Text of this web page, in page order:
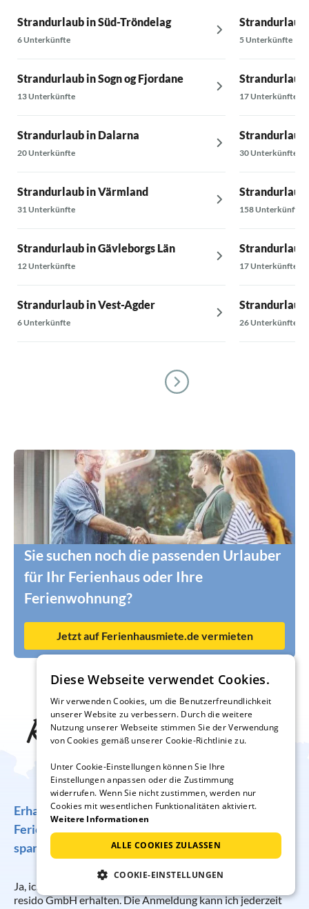
Strandurlaub in Süd-Tröndelag
6 Unterkünfte
Strandurlaub in Sogn og Fjordane
13 Unterkünfte
Strandurlaub in Dalarna
20 Unterkünfte
Strandurlaub in Värmland
31 Unterkünfte
Strandurlaub in Gävleborgs Län
12 Unterkünfte
Strandurlaub in Vest-Agder
6 Unterkünfte
Strandurlaub
5 Unterkünfte
Strandurlaub
17 Unterkünfte
30 Unterkünfte
Strandurlaub
158 Unterkünfte
Strandurlaub
17 Unterkünfte
Strandurlaub
26 Unterkünfte
Sie suchen noch die passenden Urlauber
für Ihr Ferienhaus oder Ihre
Ferienwohnung?
Jetzt auf Ferienhausmiete.de vermieten
Reise-Inspiration frei
Haus
Erhalten Sie regelmäßig Angebote für traumhafte
Ferienunterkünfte, tolle Gewinnspiele und
spannende Reisetipps!
Ja, ich möchte regelmäßig per E-Mail den Newsletter der
resido GmbH erhalten. Die Anmeldung kann ich jederzeit
Diese Webseite verwendet Cookies.
Wir verwenden Cookies, um die Benutzerfreundlichkeit
unserer Website zu verbessern. Durch die weitere
Nutzung unserer Webseite stimmen Sie der Verwendung
von Cookies gemäß unserer Cookie-Richtlinie zu.
Unter Cookie-Einstellungen können Sie Ihre
Einstellungen anpassen oder die Zustimmung
widerrufen. Wenn Sie nicht zustimmen, werden nur
Cookies mit wesentlichen Funktionalitäten aktiviert.
Weitere Informationen
ALLE COOKIES ZULASSEN
COOKIE-EINSTELLUNGEN